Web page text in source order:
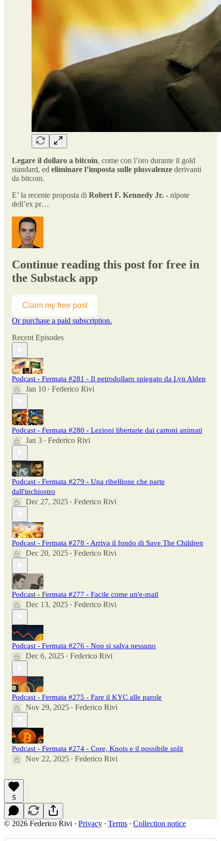
Legare il dollaro a bitcoin, come con l’oro durante il gold
standard, ed eliminare l’imposta sulle plusvalenze derivanti
da bitcoin.
E’ la recente proposta di Robert F. Kennedy Jr. - nipote
dell’ex pr…
Continue reading this post for free in
the Substack app
Claim my free post
Or purchase a paid subscription.
Recent Episodes
Podcast - Fermata #281 - Il petrodollaro spiegato da Lyn Alden
Jan 10 • Federico Rivi
Podcast - Fermata #280 - Lezioni libertarie dai cartoni animati
Jan 3 • Federico Rivi
Podcast - Fermata #279 - Una ribellione che parte
dall'inchiostro
Dec 27, 2025 • Federico Rivi
Podcast - Fermata #278 - Arriva il fondo di Save The Children
Dec 20, 2025 • Federico Rivi
Podcast - Fermata #277 - Facile come un'e-mail
Dec 13, 2025 • Federico Rivi
Podcast - Fermata #276 - Non si salva nessuno
Dec 6, 2025 • Federico Rivi
Podcast - Fermata #275 - Fare il KYC alle parole
Nov 29, 2025 • Federico Rivi
Podcast - Fermata #274 - Core, Knots e il possibile split
Nov 22, 2025 • Federico Rivi
5
© 2026 Federico Rivi · Privacy ∙ Terms ∙ Collection notice